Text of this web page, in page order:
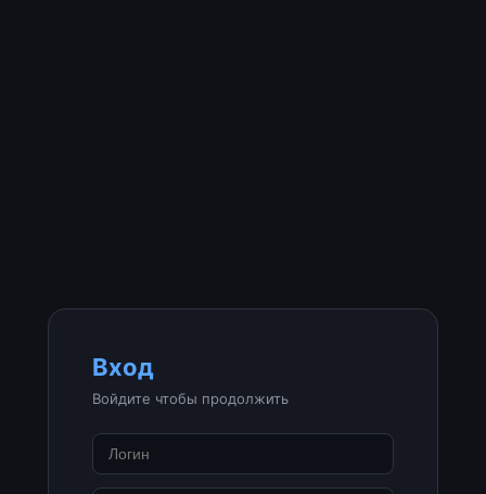
Вход
Войдите чтобы продолжить